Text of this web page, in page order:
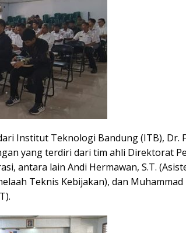
Institut Teknologi Bandung (ITB), Dr.
yang terdiri dari tim ahli Direktorat
antara lain Andi Hermawan, S.T.
Teknis Kebijakan), dan Muhammad